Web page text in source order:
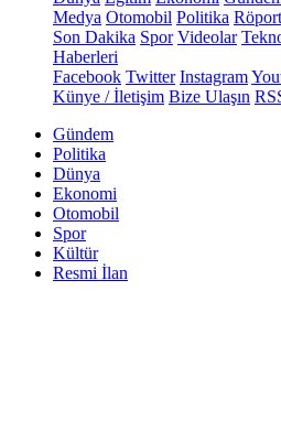
Medya Otomobil Politika
Son Dakika Spor Videolar
Haberleri
Facebook Twitter Instagram
Künye / İletişim Bize Ulaşın
Gündem
Politika
Dünya
Ekonomi
Otomobil
Spor
Kültür
Resmi İlan